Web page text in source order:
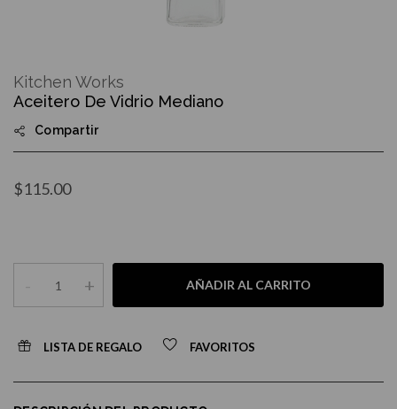
the
beginning
the
images
Aceitero De Vidrio Mediano
Compartir
$115.00
- + AÑADIR AL CARRITO
LISTA DE REGALO FAVORITOS
Kitchen Works